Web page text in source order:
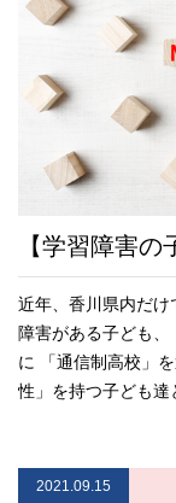
【学習障害の
近年、香川県内だ
障害がある子ども
に 「通信制高校」
性」を持つ子ども
2021.09.15